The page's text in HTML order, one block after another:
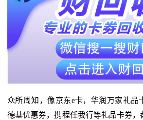
众所周知，像京东e卡，华润万家礼品
德基优惠券，携程任我行等礼品卡券，